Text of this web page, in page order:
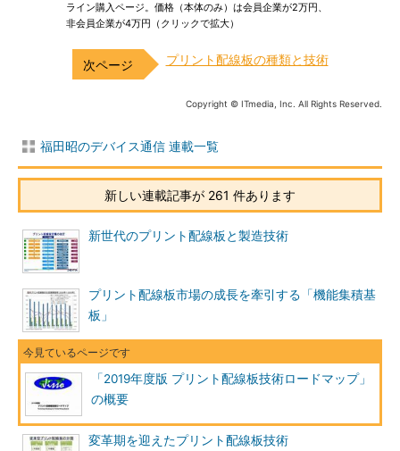
ライン購入ページ。価格（本体のみ）は会員企業が2万円、
非会員企業が4万円（クリックで拡大）
プリント配線板の種類と技術
Copyright © ITmedia, Inc. All Rights Reserved.
福田昭のデバイス通信 連載一覧
新しい連載記事が 261 件あります
新世代のプリント配線板と製造技術
プリント配線板市場の成長を牽引する「機能集積基
板」
「2019年度版 プリント配線板技術ロードマップ」
の概要
変革期を迎えたプリント配線板技術